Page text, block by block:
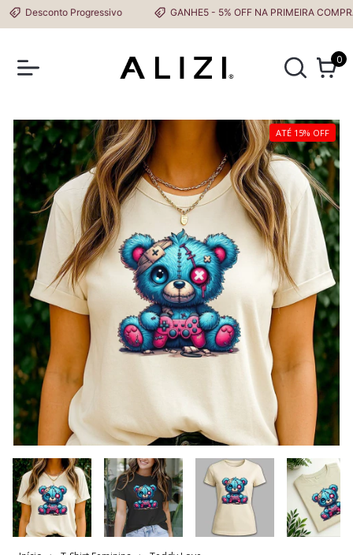
Desconto Progressivo GANHE5 - 5% OFF NA PRIMEIRA COMPRA
0
ATÉ 15% OFF